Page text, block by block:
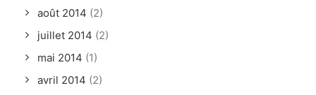
août 2014 (2)
juillet 2014 (2)
mai 2014 (1)
avril 2014 (2)